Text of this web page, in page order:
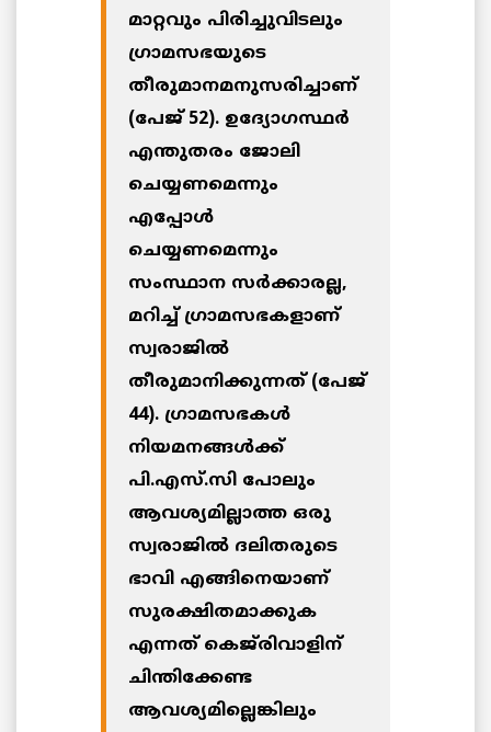
മാറ്റവും പിരിച്ചുവിടലും
ഗ്രാമസഭയുടെ
തീരുമാനമനുസരിച്ചാണ്
(പേജ് 52). ഉദ്യോഗസ്ഥര്‍
എന്തുതരം ജോലി
ചെയ്യണമെന്നും
എപ്പോള്‍
ചെയ്യണമെന്നും
സംസ്ഥാന സര്‍ക്കാരല്ല,
മറിച്ച് ഗ്രാമസഭകളാണ്
സ്വരാജില്‍
തീരുമാനിക്കുന്നത് (പേജ്
44). ഗ്രാമസഭകള്‍
നിയമനങ്ങള്‍ക്ക്
പി.എസ്.സി പോലും
ആവശ്യമില്ലാത്ത ഒരു
സ്വരാജില്‍ ദലിതരുടെ
ഭാവി എങ്ങിനെയാണ്
സുരക്ഷിതമാക്കുക
എന്നത് കെജ്‌രിവാളിന്
ചിന്തിക്കേണ്ട
ആവശ്യമില്ലെങ്കിലും